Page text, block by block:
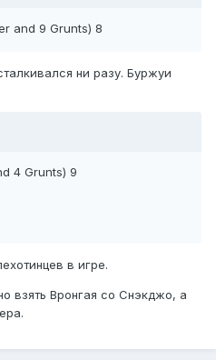
and 9 Grunts) 8
ни разу. Буржуи
4 Grunts) 9
в игре.
взять Вронгая со Снэкджо, а